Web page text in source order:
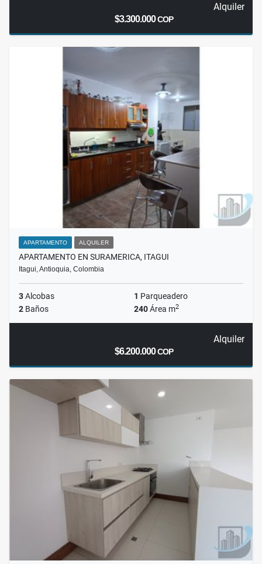
Alquiler
$3.300.000COP
APARTAMENTO ALQUILER
APARTAMENTO EN SURAMERICA, ITAGUI
Itagui, Antioquia, Colombia
3Alcobas 1 Parqueadero
2 Baños 240Área m2
Alquiler
$6.200.000COP